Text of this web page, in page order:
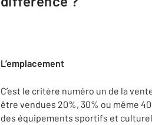
L’emplacement
C’est le critère numéro un de la
être vendues 20%, 30% ou même
des équipements sportifs et